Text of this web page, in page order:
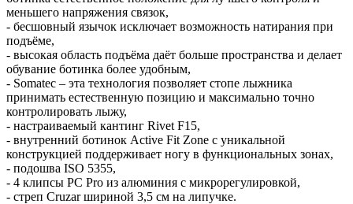
меньшего напряжения связок,
- бесшовный язычок исключает возможность натирания при
подъёме,
- высокая область подъёма даёт больше пространства и делает
обувание ботинка более удобным,
- Somatec – эта технология позволяет стопе лыжника
принимать естественную позицию и максимально точно
контролировать лыжу,
- настраиваемый кантинг Rivet F15,
- внутренний ботинок Active Fit Zone с уникальной
конструкцией поддерживает ногу в функциональных зонах,
- подошва ISO 5355,
- 4 клипсы PC Pro из алюминия с микрорегулировкой,
- стреп Cruzar шириной 3,5 см на липучке.